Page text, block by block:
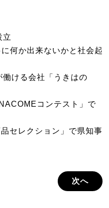
立
何か出来ないかと社会起
ける会社「うきはの
コンテスト」で
セレクション」で県知事
次へ